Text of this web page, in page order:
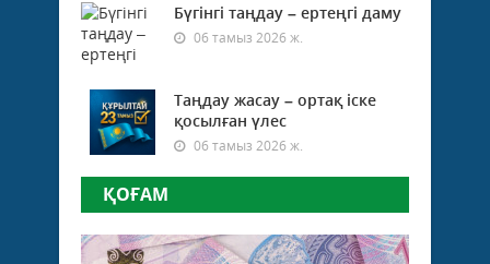
Бүгінгі таңдау – ертеңгі даму
06 тамыз 2026 ж.
Таңдау жасау – ортақ іске
қосылған үлес
06 тамыз 2026 ж.
ҚОҒАМ